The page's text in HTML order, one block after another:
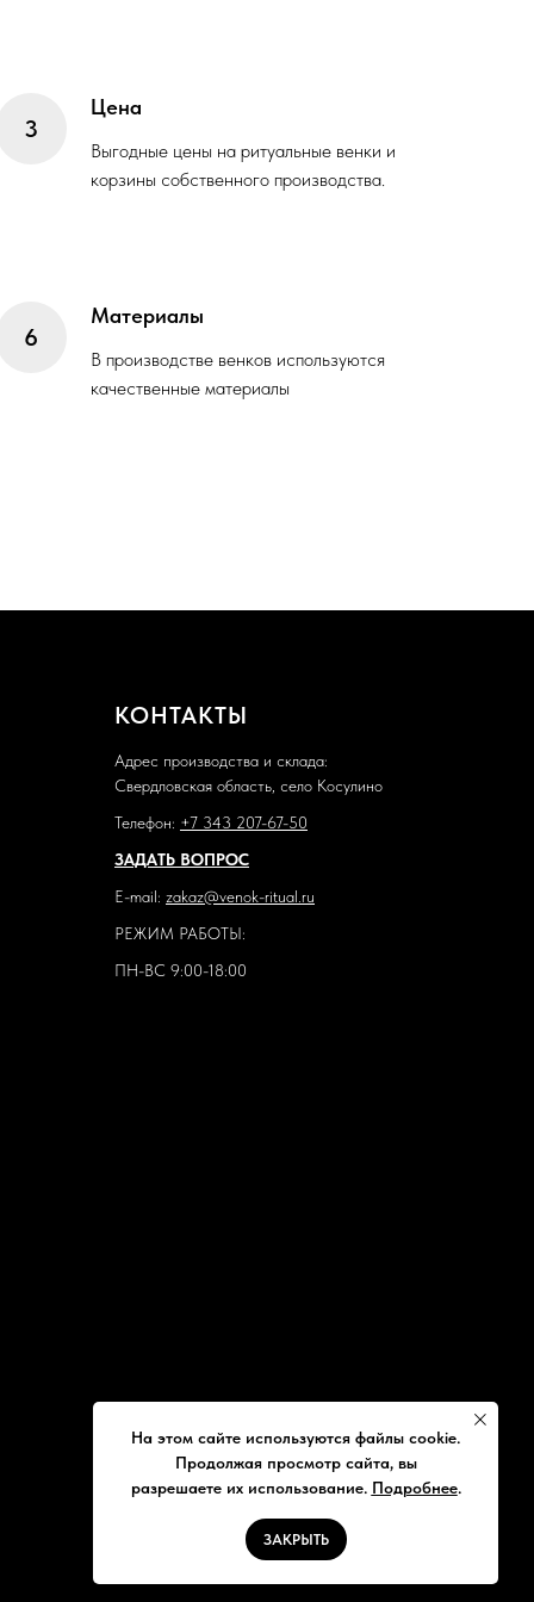
На этом сайте используются файлы cookie.
Продолжая просмотр сайта, вы
разрешаете их использование. Подробнее.
ЗАКРЫТЬ
Цена
Выгодные цены на ритуальные венки и
корзины собственного производства.
Материалы
В производстве венков используются
качественные материалы
КОНТАКТЫ
Адрес производства и склада:
Свердловская область, село Косулино
Телефон: +7 343 207-67-50
ЗАДАТЬ ВОПРОС
E-mail: zakaz@venok-ritual.ru
РЕЖИМ РАБОТЫ:
ПН-ВС 9:00-18:00